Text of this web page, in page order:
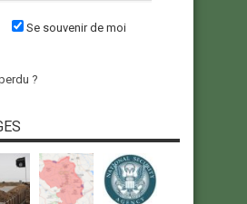
Se souvenir de moi
?